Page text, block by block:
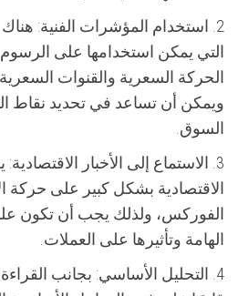
2. استخدام المؤشرات الفنية:
التي يمكن استخدامها على
الحركة السعرية والقنوات
ويمكن أن تساعد في تحديد نقاط
السوق.
3. الاستماع إلى الأخبار
الاقتصادية بشكل كبير على
الفوركس، ولذلك يجب أن تكون
الهامة وتأثيرها على العملات.
4. التحليل الأساسي: بجانب